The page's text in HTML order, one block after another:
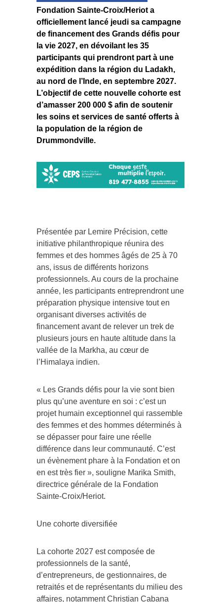
Fondation Sainte-Croix/Heriot a
officiellement lancé jeudi sa campagne
de financement des Grands défis pour
la vie 2027, en dévoilant les 35
participants qui prendront part à une
expédition dans la région du Ladakh,
au nord de l’Inde, en septembre 2027.
L’objectif de cette nouvelle cohorte est
d’amasser 200 000 $ afin de soutenir
les soins et services de santé offerts à
la population de la région de
Drummondville.
Présentée par Lemire Précision, cette
initiative philanthropique réunira des
femmes et des hommes âgés de 25 à 70
ans, issus de différents horizons
professionnels. Au cours de la prochaine
année, les participants entreprendront une
préparation physique intensive tout en
organisant diverses activités de
financement avant de relever un trek de
plusieurs jours en haute altitude dans la
vallée de la Markha, au cœur de
l’Himalaya indien.
« Les Grands défis pour la vie sont bien
plus qu’une aventure en soi : c’est un
projet humain exceptionnel qui rassemble
des femmes et des hommes déterminés à
se dépasser pour faire une réelle
différence dans leur communauté. C’est
un évènement phare à la Fondation et on
en est très fier », souligne Marika Smith,
directrice générale de la Fondation
Sainte-Croix/Heriot.
Une cohorte diversifiée
La cohorte 2027 est composée de
professionnels de la santé,
d’entrepreneurs, de gestionnaires, de
retraités et de représentants du milieu des
affaires, notamment Christian Cabana